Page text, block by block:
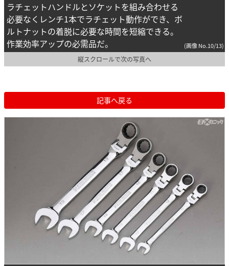
ラチェットハンドルとソケットを組み合わせる
必要なくレンチ1本でラチェット動作ができ、ボ
ルトナットの着脱に必要な時間を短縮できる。
作業効率アップの必需品だ。
(画像 No.10/13)
縦スクロールで次の写真へ
記事へ戻る